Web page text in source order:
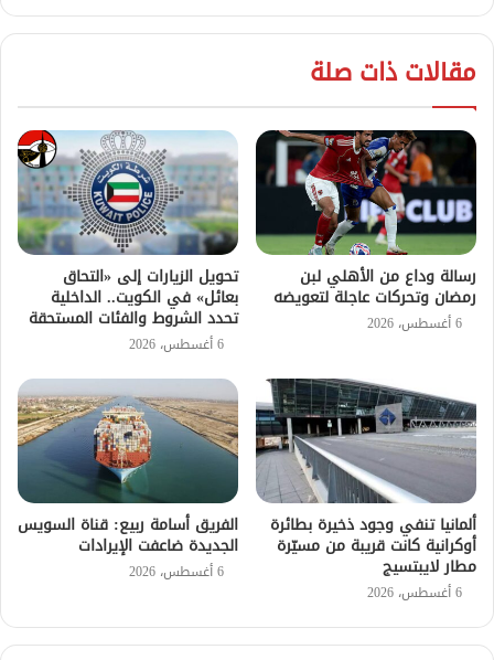
مقالات ذات صلة
رسالة وداع من الأهلي لبن
رمضان وتحركات عاجلة لتعويضه
6 أغسطس، 2026
تحويل الزيارات إلى «التحاق
بعائل» في الكويت.. الداخلية
تحدد الشروط والفئات المستحقة
6 أغسطس، 2026
ألمانيا تنفي وجود ذخيرة بطائرة
أوكرانية كانت قريبة من مسيّرة
مطار لايبتسيج
6 أغسطس، 2026
الفريق أسامة ربيع: قناة السويس
الجديدة ضاعفت الإيرادات
6 أغسطس، 2026